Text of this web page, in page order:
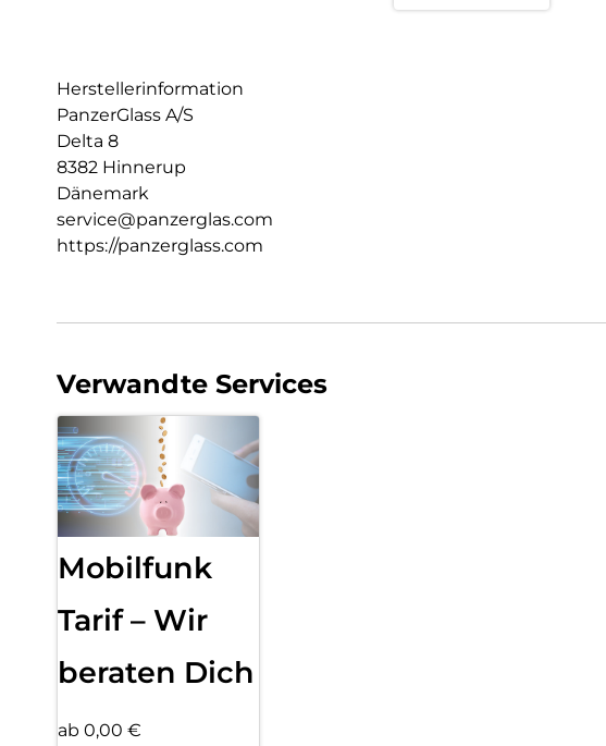
Herstellerinformation
PanzerGlass A/S
Delta 8
8382 Hinnerup
Dänemark
service@panzerglas.com
https://panzerglass.com
Verwandte Services
Mobilfunk
Tarif – Wir
beraten Dich
ab 0,00 €